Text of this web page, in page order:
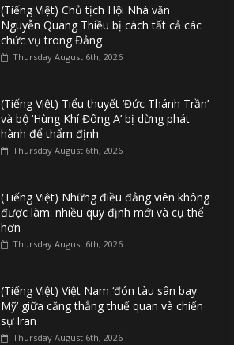
(Tiếng Việt) Chủ tịch Hội Nhà văn
Nguyễn Quang Thiều bị cách tất cả các
chức vụ trong Đảng
Thursday August 6th, 2026
(Tiếng Việt) Tiểu thuyết ‘Đức Thánh Trần’
và bộ ‘Hùng Khí Đông A’ bị dừng phát
hành để thẩm định
Thursday August 6th, 2026
(Tiếng Việt) Những điều đảng viên không
được làm: nhiều quy định mới và cụ thể
hơn
Thursday August 6th, 2026
(Tiếng Việt) Việt Nam ‘đón tàu sân bay
Mỹ’ giữa căng thẳng thuế quan và chiến
sự Iran
Thursday August 6th, 2026